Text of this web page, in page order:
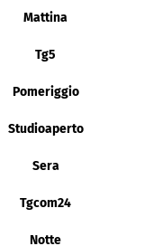
Mattina
Tg5
Pomeriggio
Studioaperto
Sera
Tgcom24
Notte